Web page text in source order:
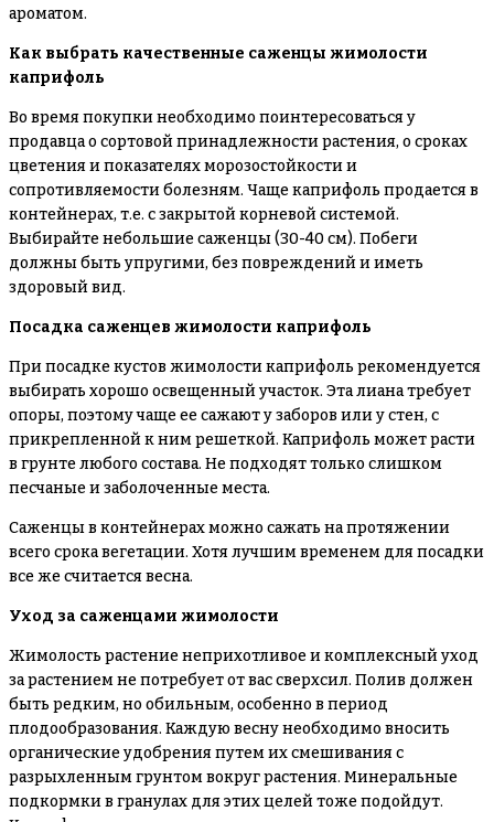
ароматом.
Как выбрать качественные саженцы жимолости
каприфоль
Во время покупки необходимо поинтересоваться у
продавца о сортовой принадлежности растения, о сроках
цветения и показателях морозостойкости и
сопротивляемости болезням. Чаще каприфоль продается в
контейнерах, т.е. с закрытой корневой системой.
Выбирайте небольшие саженцы (30-40 см). Побеги
должны быть упругими, без повреждений и иметь
здоровый вид.
Посадка саженцев жимолости каприфоль
При посадке кустов жимолости каприфоль рекомендуется
выбирать хорошо освещенный участок. Эта лиана требует
опоры, поэтому чаще ее сажают у заборов или у стен, с
прикрепленной к ним решеткой. Каприфоль может расти
в грунте любого состава. Не подходят только слишком
песчаные и заболоченные места.
Саженцы в контейнерах можно сажать на протяжении
всего срока вегетации. Хотя лучшим временем для посадки
все же считается весна.
Уход за саженцами жимолости
Жимолость растение неприхотливое и комплексный уход
за растением не потребует от вас сверхсил. Полив должен
быть редким, но обильным, особенно в период
плодообразования. Каждую весну необходимо вносить
органические удобрения путем их смешивания с
разрыхленным грунтом вокруг растения. Минеральные
подкормки в гранулах для этих целей тоже подойдут.